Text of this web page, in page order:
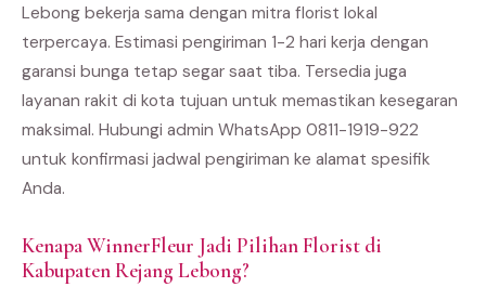
Lebong bekerja sama dengan mitra florist lokal
terpercaya. Estimasi pengiriman 1-2 hari kerja dengan
garansi bunga tetap segar saat tiba. Tersedia juga
layanan rakit di kota tujuan untuk memastikan kesegaran
maksimal. Hubungi admin WhatsApp 0811-1919-922
untuk konfirmasi jadwal pengiriman ke alamat spesifik
Anda.
Kenapa WinnerFleur Jadi Pilihan Florist di
Kabupaten Rejang Lebong?